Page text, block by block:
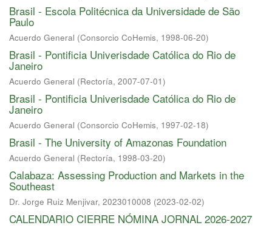
Brasil - Escola Politécnica da Universidade de São
Paulo
Acuerdo General (Consorcio CoHemis, 1998-06-20)
Brasil - Pontificia Univerisdade Católica do Rio de
Janeiro
Acuerdo General (Rectoría, 2007-07-01)
Brasil - Pontificia Univerisdade Católica do Rio de
Janeiro
Acuerdo General (Consorcio CoHemis, 1997-02-18)
Brasil - The University of Amazonas Foundation
Acuerdo General (Rectoría, 1998-03-20)
Calabaza: Assessing Production and Markets in the
Southeast
Dr. Jorge Ruiz Menjivar, 2023010008 (2023-02-02)
CALENDARIO CIERRE NÓMINA JORNAL 2026-2027